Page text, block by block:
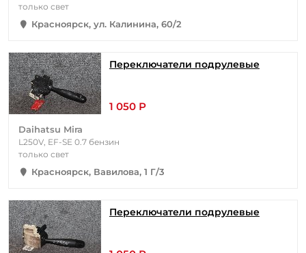
только свет
Красноярск, ул. Калинина, 60/2
Переключатели подрулевые
1 050 Р
Daihatsu Mira
L250V, EF-SE 0.7 бензин
только свет
Красноярск, Вавилова, 1 Г/3
Переключатели подрулевые